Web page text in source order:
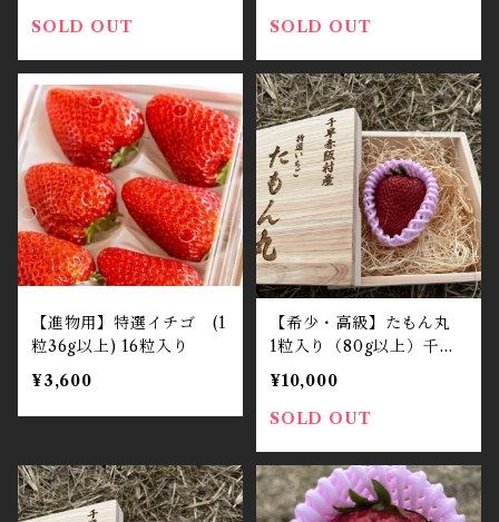
SOLD OUT
SOLD OUT
【進物用】特選イチゴ (1
粒36g以上) 16粒入り
¥3,600
【希少・高級】たもん丸
1粒入り（80g以上）千早
赤坂村産檜で作った専用木
箱付き
¥10,000
SOLD OUT